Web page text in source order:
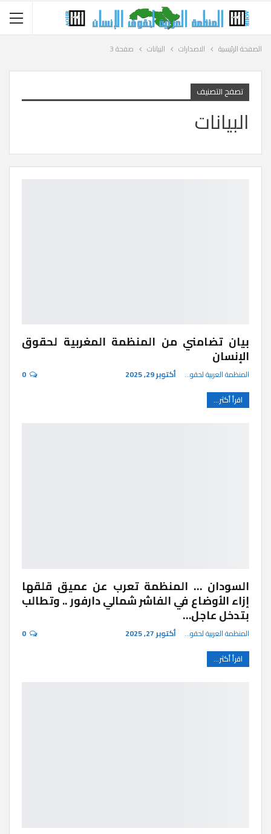
الصفحة الرئيسية الاصدارات البيانات صفحة 3
تصفح التصنيف
البيانات
بيان تضامني من المنظمة المغربية لحقوق
الإنسان
المنظمة العربية لحقوق الإنسان أكتوبر 29, 2025
اقرأ أكثر...
السودان … المنظمة تعرب عن عميق قلقها
إزاء الأوضاع في الفاشر شمالي دارفور .. وتطالب
بتدخل عاجل…
المنظمة العربية لحقوق الإنسان أكتوبر 27, 2025
اقرأ أكثر...